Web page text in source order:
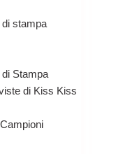
stampa
Stampa
di Kiss Kiss